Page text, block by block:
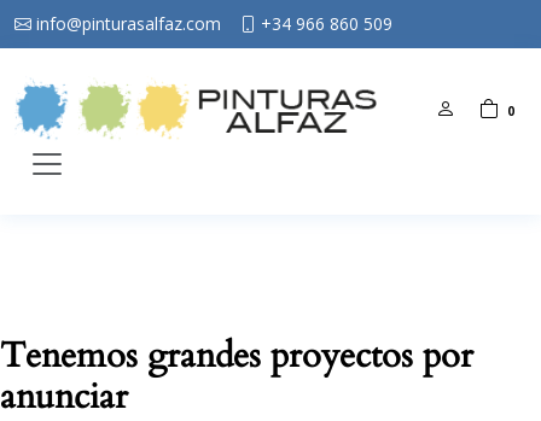
info@pinturasalfaz.com +34 966 860 509
0
Tenemos grandes proyectos por
anunciar